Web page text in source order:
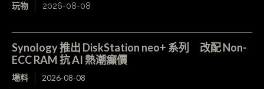
玩物 2026-08-08
Synology 推出 DiskStation neo+ 系列 改配 Non-
ECC RAM 抗 AI 熱潮癲價
場料 2026-08-08